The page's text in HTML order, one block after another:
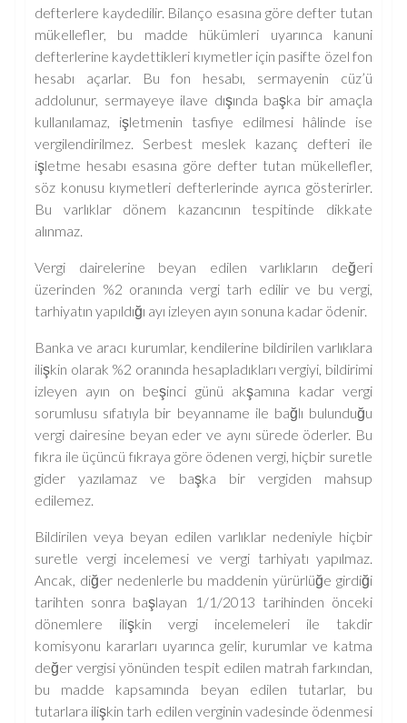
defterlere kaydedilir. Bilanço esasına göre defter tutan
mükellefler, bu madde hükümleri uyarınca kanuni
defterlerine kaydettikleri kıymetler için pasifte özel fon
hesabı açarlar. Bu fon hesabı, sermayenin cüz’ü
addolunur, sermayeye ilave dışında başka bir amaçla
kullanılamaz, işletmenin tasfiye edilmesi hâlinde ise
vergilendirilmez. Serbest meslek kazanç defteri ile
işletme hesabı esasına göre defter tutan mükellefler,
söz konusu kıymetleri defterlerinde ayrıca gösterirler.
Bu varlıklar dönem kazancının tespitinde dikkate
alınmaz.
Vergi dairelerine beyan edilen varlıkların değeri
üzerinden %2 oranında vergi tarh edilir ve bu vergi,
tarhiyatın yapıldığı ayı izleyen ayın sonuna kadar ödenir.
Banka ve aracı kurumlar, kendilerine bildirilen varlıklara
ilişkin olarak %2 oranında hesapladıkları vergiyi, bildirimi
izleyen ayın on beşinci günü akşamına kadar vergi
sorumlusu sıfatıyla bir beyanname ile bağlı bulunduğu
vergi dairesine beyan eder ve aynı sürede öderler. Bu
fıkra ile üçüncü fıkraya göre ödenen vergi, hiçbir suretle
gider yazılamaz ve başka bir vergiden mahsup
edilemez.
Bildirilen veya beyan edilen varlıklar nedeniyle hiçbir
suretle vergi incelemesi ve vergi tarhiyatı yapılmaz.
Ancak, diğer nedenlerle bu maddenin yürürlüğe girdiği
tarihten sonra başlayan 1/1/2013 tarihinden önceki
dönemlere ilişkin vergi incelemeleri ile takdir
komisyonu kararları uyarınca gelir, kurumlar ve katma
değer vergisi yönünden tespit edilen matrah farkından,
bu madde kapsamında beyan edilen tutarlar, bu
tutarlara ilişkin tarh edilen verginin vadesinde ödenmesi